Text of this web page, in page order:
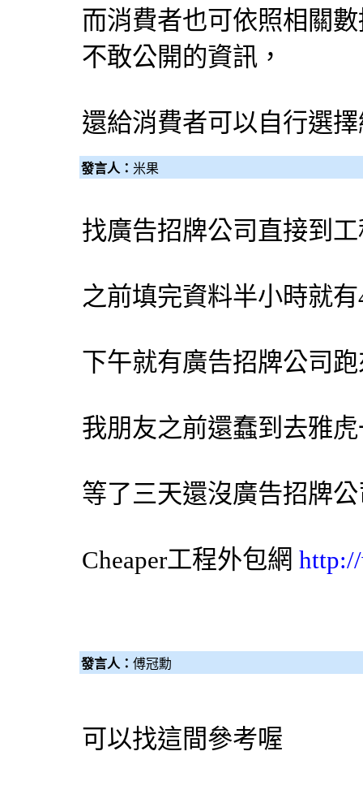
而消費者也可依照相關
不敢公開的資訊，
還給消費者可以自行選
發言人： 米果
找廣告招牌公司直接到
之前填完資料半小時就
下午就有廣告招牌公司
我朋友之前還蠢到去雅
等了三天還沒廣告招牌
Cheaper工程外包網
發言人： 傅冠勳
可以找這間參考喔